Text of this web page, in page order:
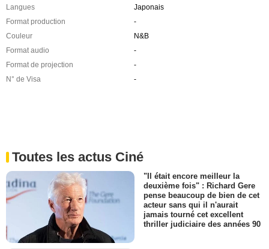
Langues
Japonais
Format production
-
Couleur
N&B
Format audio
-
Format de projection
-
N° de Visa
-
Toutes les actus Ciné
"Il était encore meilleur la
deuxième fois" : Richard Gere
pense beaucoup de bien de cet
acteur sans qui il n'aurait
jamais tourné cet excellent
thriller judiciaire des années 90